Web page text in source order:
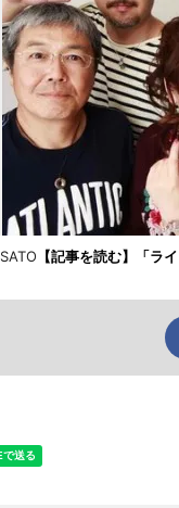
【記事を読む】「ラ